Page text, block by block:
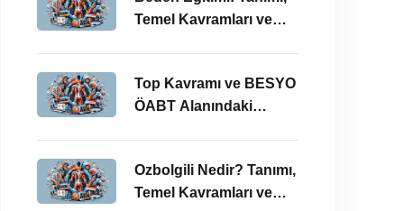
Temel Kavramları ve
Top Kavramı ve BESYO
ÖABT Alanındaki
Ozbolgili Nedir? Tanımı,
Temel Kavramları ve